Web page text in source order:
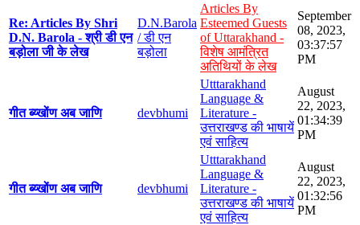
Re: Articles By Shri
D.N. Barola - श्री डी एन
बड़ोला जी के लेख
D.N.Barola
/ डी एन
बड़ोला
Articles By
Esteemed Guests
of Uttarakhand -
विशेष आमंत्रित
अतिथियों के लेख
September
08, 2023,
03:37:57
PM
गीत ब्य्खोंण अब जाणि devbhumi
Utttarakhand
Language &
Literature -
उत्तराखण्ड की भाषायें
एवं साहित्य
August
22, 2023,
01:34:39
PM
गीत ब्य्खोंण अब जाणि devbhumi
Utttarakhand
Language &
Literature -
उत्तराखण्ड की भाषायें
एवं साहित्य
August
22, 2023,
01:32:56
PM